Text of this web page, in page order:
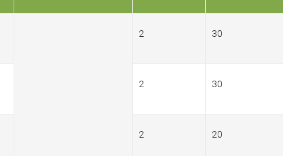
2 30
2 30
2 20